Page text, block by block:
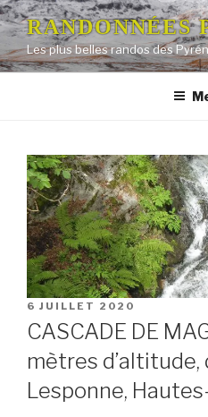
Aller
au
contenu
principal
RANDONNÉES
Les plus belles randos des
PUBLIÉ
LE
6 JUILLET 2020
CASCADE DE
mètres d’altitude,
Lesponne,